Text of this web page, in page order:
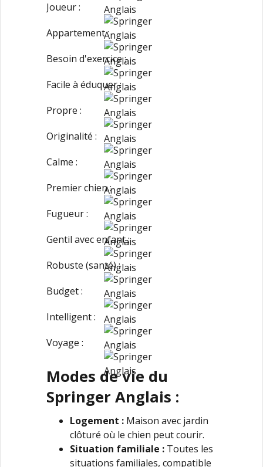
Joueur :
Appartement :
Besoin d'exercice :
Facile à éduquer :
Propre :
Originalité :
Calme :
Premier chien :
Fugueur :
Gentil avec enfant :
Robuste (santé) :
Budget :
Intelligent :
Voyage :
Modes de vie du
Springer Anglais :
Logement : Maison avec jardin
clôturé où le chien peut courir.
Situation familiale : Toutes les
situations familiales, compatible